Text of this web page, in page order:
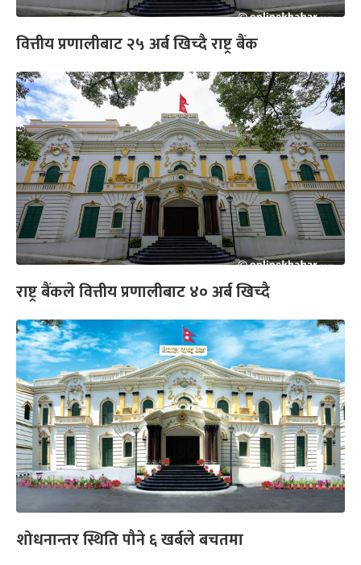
वित्तीय प्रणालीबाट २५ अर्ब खिच्दै राष्ट्र बैंक
राष्ट्र बैंकले वित्तीय प्रणालीबाट ४० अर्ब खिच्दै
शोधनान्तर स्थिति पौने ६ खर्बले बचतमा